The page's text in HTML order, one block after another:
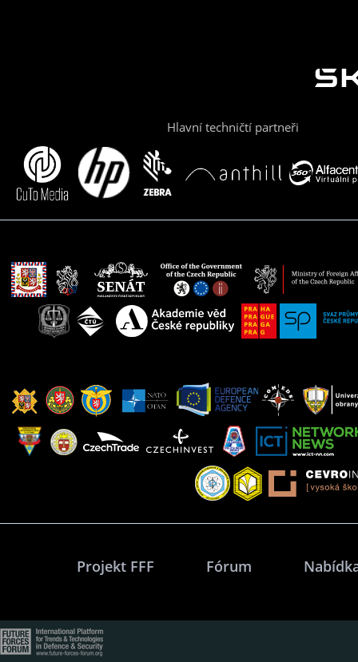
Hlavní techničtí partneři
Projekt FFF Fórum